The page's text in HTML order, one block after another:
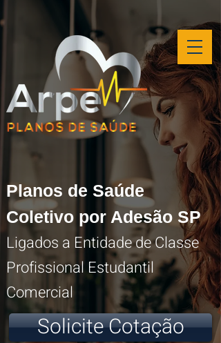
Planos de Saúde
Coletivo por Adesão SP
Ligados a Entidade de Classe
Profissional Estudantil
Comercial
Solicite Cotação